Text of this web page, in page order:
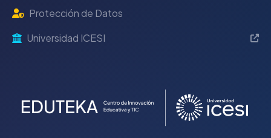
Protección de Datos
Universidad ICESI